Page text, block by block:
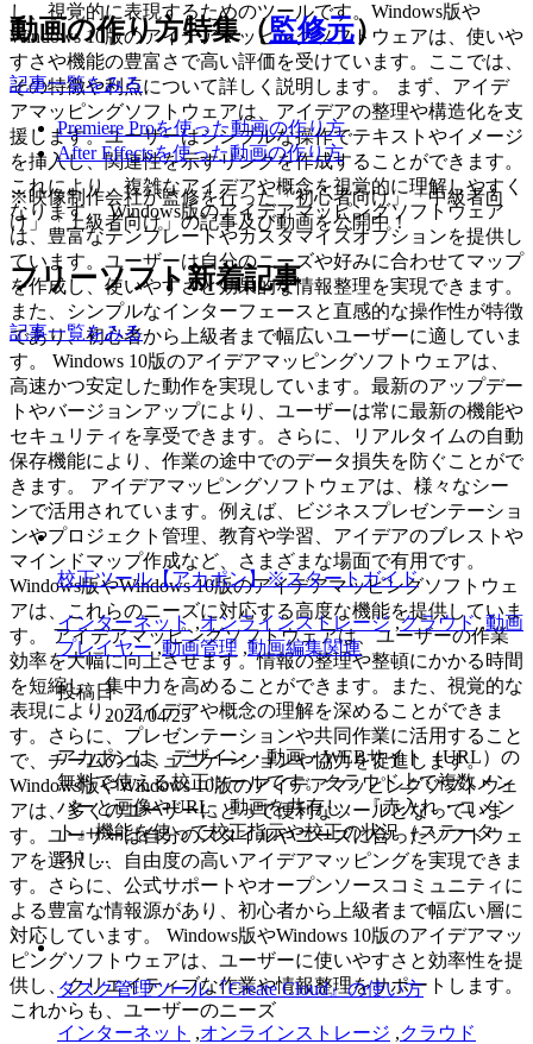
し、視覚的に表現するためのツールです。Windows版や
Windows 10版のアイデアマッピングソフトウェアは、使いや
すさや機能の豊富さで高い評価を受けています。ここでは、
その特徴や利点について詳しく説明します。 まず、アイデ
アマッピングソフトウェアは、アイデアの整理や構造化を支
援します。ユーザーはシンプルな操作でテキストやイメージ
を挿入し、関連性を示すリンクを作成することができます。
これにより、複雑なアイデアや概念を視覚的に理解しやすく
なります。 Windows版のアイデアマッピングソフトウェア
は、豊富なテンプレートやカスタマイズオプションを提供し
ています。ユーザーは自分のニーズや好みに合わせてマップ
を作成し、使いやすさと効果的な情報整理を実現できます。
また、シンプルなインターフェースと直感的な操作性が特徴
であり、初心者から上級者まで幅広いユーザーに適していま
す。 Windows 10版のアイデアマッピングソフトウェアは、
高速かつ安定した動作を実現しています。最新のアップデー
トやバージョンアップにより、ユーザーは常に最新の機能や
セキュリティを享受できます。さらに、リアルタイムの自動
保存機能により、作業の途中でのデータ損失を防ぐことがで
きます。 アイデアマッピングソフトウェアは、様々なシー
ンで活用されています。例えば、ビジネスプレゼンテーショ
ンやプロジェクト管理、教育や学習、アイデアのブレストや
マインドマップ作成など、さまざまな場面で有用です。
Windows版やWindows 10版のアイデアマッピングソフトウェ
アは、これらのニーズに対応する高度な機能を提供していま
す。 アイデアマッピングソフトウェアは、ユーザーの作業
効率を大幅に向上させます。情報の整理や整頓にかかる時間
を短縮し、集中力を高めることができます。また、視覚的な
表現により、アイデアや概念の理解を深めることができま
す。さらに、プレゼンテーションや共同作業に活用すること
で、チームのコミュニケーションや協力を促進します。
Windows版やWindows 10版のアイデアマッピングソフトウェ
アは、多くのユーザーにとって便利なツールとなっていま
す。ユーザーは自分のスタイルやニーズに合ったソフトウェ
アを選択し、自由度の高いアイデアマッピングを実現できま
す。さらに、公式サポートやオープンソースコミュニティに
よる豊富な情報源があり、初心者から上級者まで幅広い層に
対応しています。 Windows版やWindows 10版のアイデアマッ
ピングソフトウェアは、ユーザーに使いやすさと効率性を提
供し、クリエイティブな作業や情報整理をサポートします。
これからも、ユーザーのニーズ
動画の作り方特集（監修元）
記事一覧をみる
Premiere Proを使った動画の作り方
After Effectsを使った動画の作り方
※映像制作会社が監修を行った「初心者向け」「中級者向
け」「上級者向け」の記事及び動画を公開中！
フリーソフト新着記事
記事一覧をみる
校正ツール【アカポン】※スタートガイド
インターネット ,オンラインストレージ ,クラウド,動画
プレイヤー,動画管理 ,動画編集関連
投稿日
2024/04/25
アカポンは、デザイン・動画・WEBサイト（URL）の
無料で使える校正ツールです。クラウド上で複数メン
バーと画像やURL、動画を共有し、『赤入れ・コメン
ト』機能を使って校正指示や校正の状況（ステータ
ス）...
タスク管理ツール『Create Cloud』の使い方
インターネット ,オンラインストレージ ,クラウド